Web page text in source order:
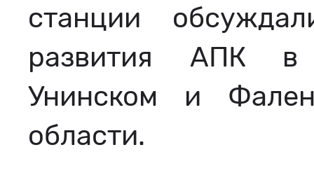
станции
развития АПК в
Унинском и
области.